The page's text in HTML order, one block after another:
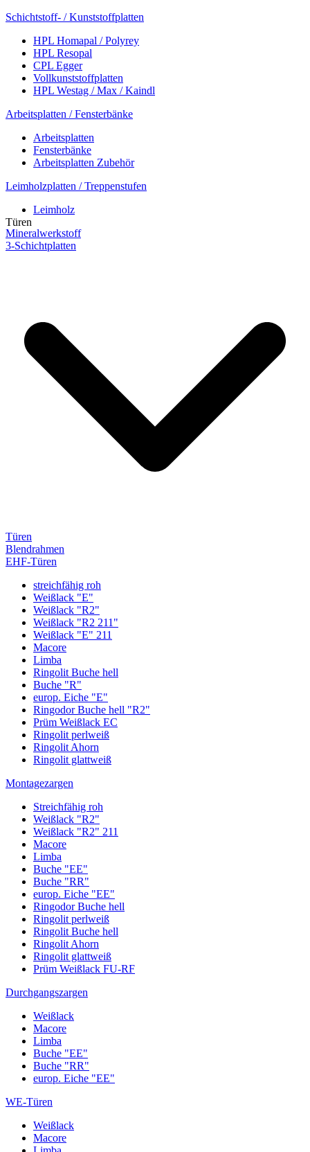
Schichtstoff- / Kunststoffplatten
HPL Homapal / Polyrey
HPL Resopal
CPL Egger
Vollkunststoffplatten
HPL Westag / Max / Kaindl
Arbeitsplatten / Fensterbänke
Arbeitsplatten
Fensterbänke
Arbeitsplatten Zubehör
Leimholzplatten / Treppenstufen
Leimholz
Mineralwerkstoff
3-Schichtplatten
Türen
Türen
Blendrahmen
EHF-Türen
streichfähig roh
Weißlack "E"
Weißlack "R2"
Weißlack "R2 211"
Weißlack "E" 211
Macore
Limba
Ringolit Buche hell
Buche "R"
europ. Eiche "E"
Ringodor Buche hell "R2"
Prüm Weißlack EC
Ringolit perlweiß
Ringolit Ahorn
Ringolit glattweiß
Montagezargen
Streichfähig roh
Weißlack "R2"
Weißlack "R2" 211
Macore
Limba
Buche "EE"
Buche "RR"
europ. Eiche "EE"
Ringodor Buche hell
Ringolit perlweiß
Ringolit Buche hell
Ringolit Ahorn
Ringolit glattweiß
Prüm Weißlack FU-RF
Durchgangszargen
Weißlack
Macore
Limba
Buche "EE"
Buche "RR"
europ. Eiche "EE"
WE-Türen
Weißlack
Macore